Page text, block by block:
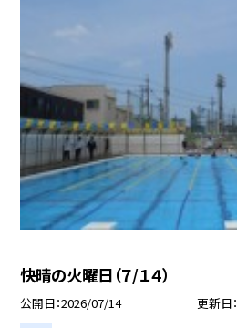
快晴の火曜日（７/１４）
公開日 2026/07/14 更新日